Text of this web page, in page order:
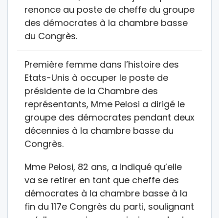
renonce au poste de cheffe du groupe
des démocrates à la chambre basse
du Congrès.
Première femme dans l’histoire des
Etats-Unis à occuper le poste de
présidente de la Chambre des
représentants, Mme Pelosi a dirigé le
groupe des démocrates pendant deux
décennies à la chambre basse du
Congrès.
Mme Pelosi, 82 ans, a indiqué qu’elle
va se retirer en tant que cheffe des
démocrates à la chambre basse à la
fin du 117e Congrès du parti, soulignant